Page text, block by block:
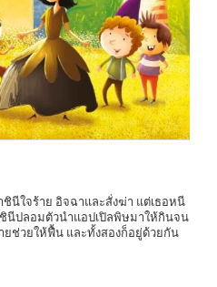
นีใจร้าย อิจฉาและสั่งฆ่า แต่เธอหนี
นีปลอมตัวนำแอปเปิลพิษมาให้กินจน
ยช่วยให้ฟื้น และทั้งสองก็อยู่ด้วยกัน